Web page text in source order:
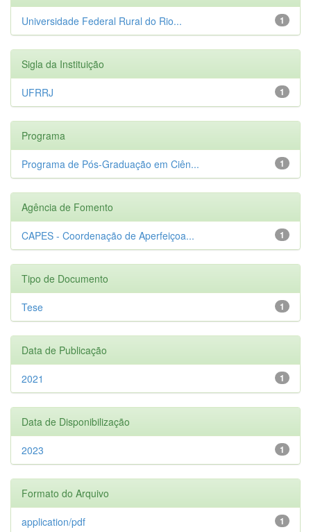
1
Universidade Federal Rural do Rio...
Sigla da Instituição
1
UFRRJ
Programa
1
Programa de Pós-Graduação em Ciên...
Agência de Fomento
1
CAPES - Coordenação de Aperfeiçoa...
Tipo de Documento
1
Tese
Data de Publicação
1
2021
Data de Disponibilização
1
2023
Formato do Arquivo
1
application/pdf